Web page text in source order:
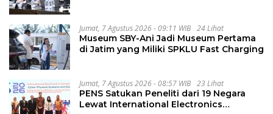
Jumat, 7 Agustus 2026 - 09:11 WIB 24 Lihat
Museum SBY-Ani Jadi Museum Pertama
di Jatim yang Miliki SPKLU Fast Charging
Jumat, 7 Agustus 2026 - 08:57 WIB 23 Lihat
PENS Satukan Peneliti dari 19 Negara
Lewat International Electronics